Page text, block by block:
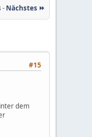
- Nächstes ⏩
#15
dem